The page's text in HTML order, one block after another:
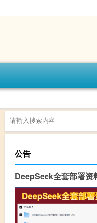
公告
DeepSeek全套部署资